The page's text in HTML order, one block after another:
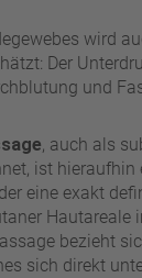
wird
Der
und
, auch als
ist hieraufhin
eine exakt
Hautareale
bezieht
sich direkt